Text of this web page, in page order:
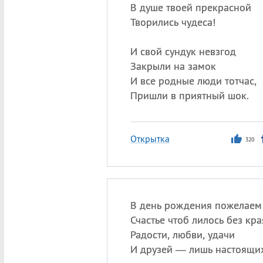
В душе твоей прекрасной
Творились чудеса!
И свой сундук невзгод
Закрыли на замок
И все родные люди тотчас,
Пришли в приятный шок.
Открытка 320
В день рождения пожелаем
Счастье чтоб лилось без
Радости, любви, удачи
И друзей — лишь